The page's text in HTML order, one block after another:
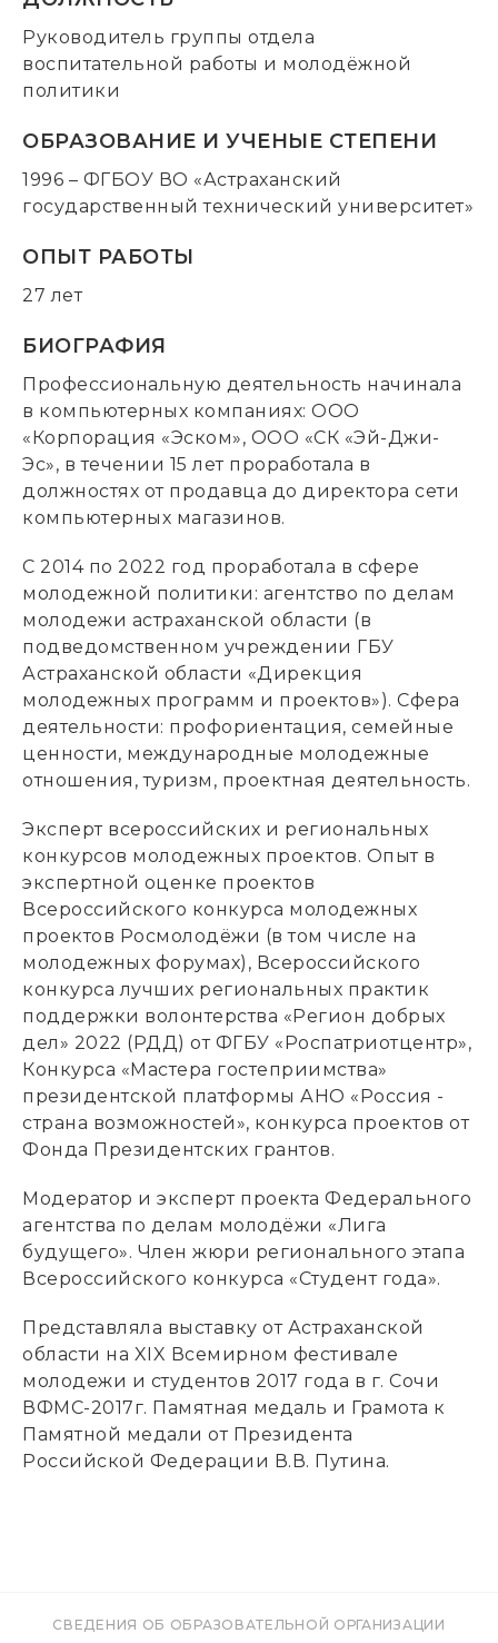
Руководитель группы отдела
воспитательной работы и молодёжной
политики
ОБРАЗОВАНИЕ И УЧЕНЫЕ СТЕПЕНИ
1996 – ФГБОУ ВО «Астраханский
государственный технический университет»
ОПЫТ РАБОТЫ
27 лет
БИОГРАФИЯ
Профессиональную деятельность начинала
в компьютерных компаниях: ООО
«Корпорация «Эском», ООО «СК «Эй-Джи-
Эс», в течении 15 лет проработала в
должностях от продавца до директора сети
компьютерных магазинов.
С 2014 по 2022 год проработала в сфере
молодежной политики: агентство по делам
молодежи астраханской области (в
подведомственном учреждении ГБУ
Астраханской области «Дирекция
молодежных программ и проектов»). Сфера
деятельности: профориентация, семейные
ценности, международные молодежные
отношения, туризм, проектная деятельность.
Эксперт всероссийских и региональных
конкурсов молодежных проектов. Опыт в
экспертной оценке проектов
Всероссийского конкурса молодежных
проектов Росмолодёжи (в том числе на
молодежных форумах), Всероссийского
конкурса лучших региональных практик
поддержки волонтерства «Регион добрых
дел» 2022 (РДД) от ФГБУ «Роспатриотцентр»,
Конкурса «Мастера гостеприимства»
президентской платформы АНО «Россия -
страна возможностей», конкурса проектов от
Фонда Президентских грантов.
Модератор и эксперт проекта Федерального
агентства по делам молодёжи «Лига
будущего». Член жюри регионального этапа
Всероссийского конкурса «Студент года».
Представляла выставку от Астраханской
области на XIX Всемирном фестивале
молодежи и студентов 2017 года в г. Сочи
ВФМС-2017г. Памятная медаль и Грамота к
Памятной медали от Президента
Российской Федерации В.В. Путина.
СВЕДЕНИЯ ОБ ОБРАЗОВАТЕЛЬНОЙ ОРГАНИЗАЦИИ